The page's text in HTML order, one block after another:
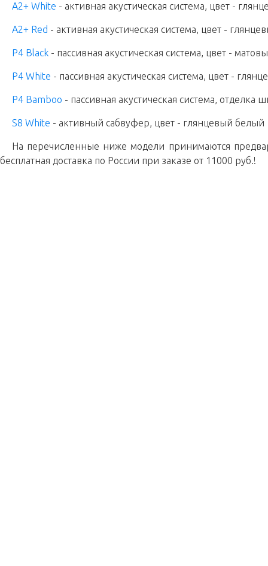
A2+ White - активная акустическая система, цвет -
A2+ Red - активная акустическая система, цвет -
P4 Black - пассивная акустическая система, цвет -
P4 White - пассивная акустическая система, цвет -
P4 Bamboo - пассивная акустическая система, отделка
S8 White - активный сабвуфер, цвет - глянцевый белый
На перечисленные ниже модели принимаются
бесплатная доставка по России при заказе от 11000 руб.!